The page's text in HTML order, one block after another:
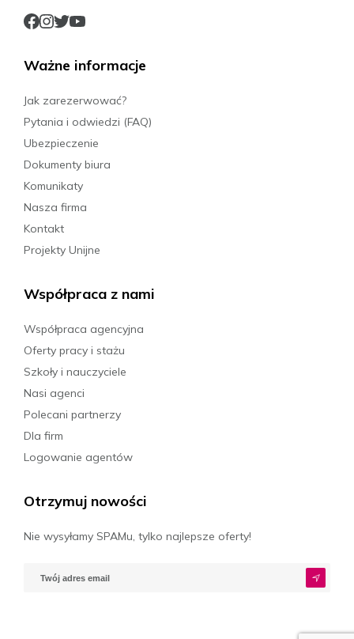
Ważne informacje
Jak zarezerwować?
Pytania i odwiedzi (FAQ)
Ubezpieczenie
Dokumenty biura
Komunikaty
Nasza firma
Kontakt
Projekty Unijne
Współpraca z nami
Współpraca agencyjna
Oferty pracy i stażu
Szkoły i nauczyciele
Nasi agenci
Polecani partnerzy
Dla firm
Logowanie agentów
Otrzymuj nowości
Nie wysyłamy SPAMu, tylko najlepsze oferty!